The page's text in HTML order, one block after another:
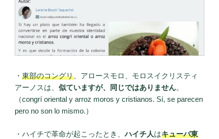
・ 東部のコングリ 、アロースモロ、モロスイクリスティ
アーノスは、 似ていますが、同じではありません。
（congrí oriental y arroz moros y cristianos. Sí, se parecen
pero no son lo mismo.）
・ハイチで革命が起こったとき、ハイチ人はキューバ東